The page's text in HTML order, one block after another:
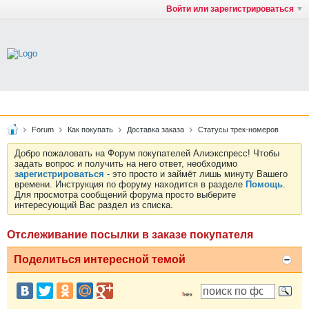
Войти или зарегистрироваться
Forum Как покупать Доставка заказа Статусы трек-номеров
Добро пожаловать на Форум покупателей Алиэкспресс! Чтобы
задать вопрос и получить на него ответ, необходимо
зарегистрироваться - это просто и займёт лишь минуту Вашего
времени. Инструкция по форуму находится в разделе Помощь.
Для просмотра сообщений форума просто выберите
интересующий Вас раздел из списка.
Отслеживание посылки в заказе покупателя
Поделиться интересной темой